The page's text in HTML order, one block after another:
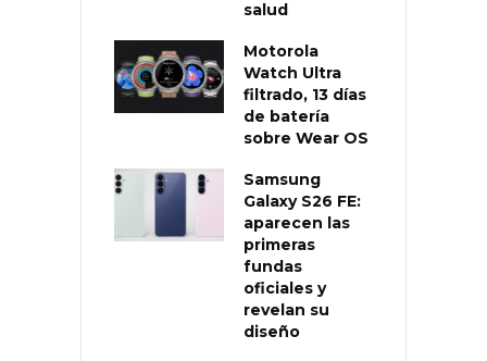
salud
Motorola
Watch Ultra
filtrado, 13 días
de batería
sobre Wear OS
Samsung
Galaxy S26 FE:
aparecen las
primeras
fundas
oficiales y
revelan su
diseño